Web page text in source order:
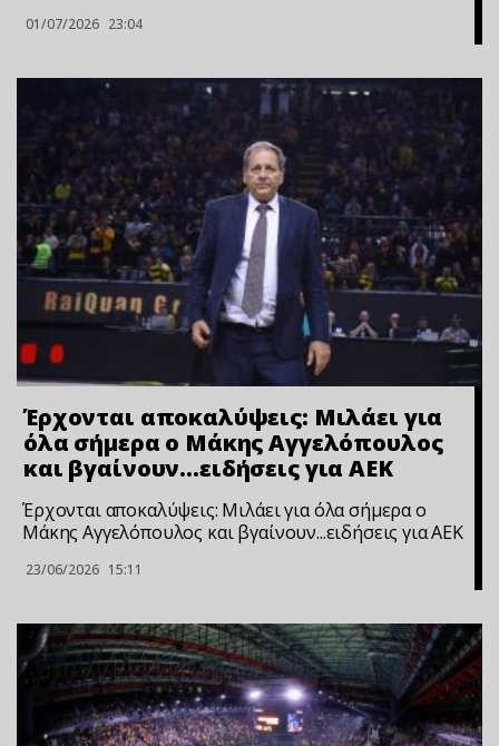
01/07/2026 23:04
Έρχονται αποκαλύψεις: Μιλάει για
όλα σήμερα ο Μάκης Αγγελόπουλος
και βγαίνουν…ειδήσεις για ΑΕΚ
Έρχονται αποκαλύψεις: Μιλάει για όλα σήμερα ο
Μάκης Αγγελόπουλος και βγαίνουν...ειδήσεις για ΑΕΚ
23/06/2026 15:11